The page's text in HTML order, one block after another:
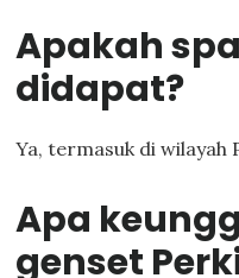
Apakah
didapat?
Ya, termasuk di wilayah
Apa
genset